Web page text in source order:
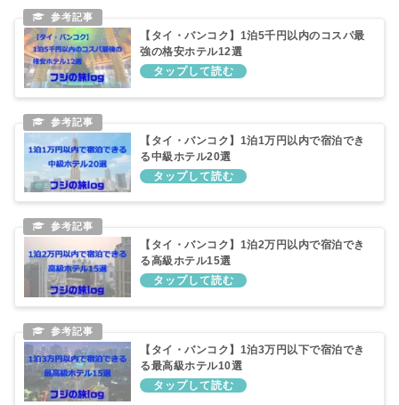
【タイ・バンコク】1泊5千円以内のコスパ最
強の格安ホテル12選
【タイ・バンコク】1泊1万円以内で宿泊でき
る中級ホテル20選
【タイ・バンコク】1泊2万円以内で宿泊でき
る高級ホテル15選
【タイ・バンコク】1泊3万円以下で宿泊でき
る最高級ホテル10選